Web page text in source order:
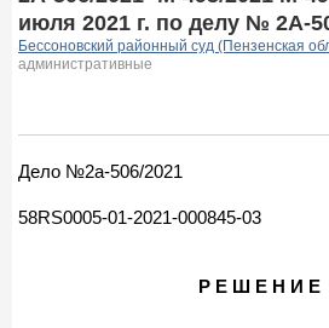
июля 2021 г. по делу № 2А-
Бессоновский районный суд (Пензенская
административные
Дело №2а-506/2021
58RS0005-01-2021-000845-03
Р Е Ш Е Н И Е